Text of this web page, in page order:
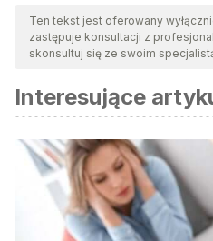
Ten tekst jest oferowany
zastępuje konsultacji z
skonsultuj się ze swoim
Interesujące